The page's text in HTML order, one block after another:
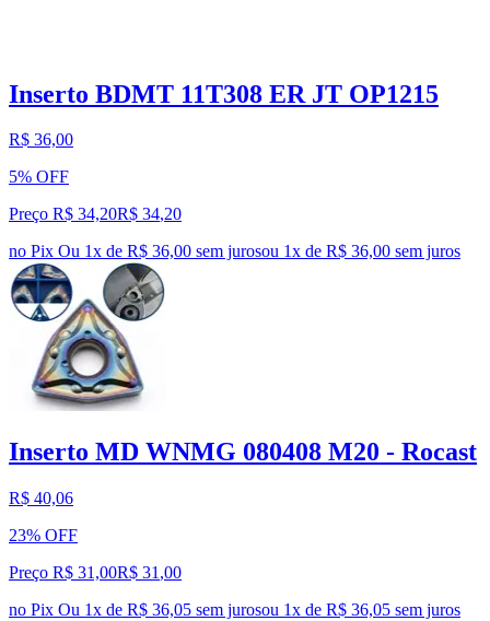
Inserto BDMT 11T308 ER JT OP1215
R$ 36,00
5% OFF
Preço R$ 34,20R$ 34,20
no Pix Ou 1x de R$ 36,00 sem jurosou 1x de R$ 36,00 sem juros
Inserto MD WNMG 080408 M20 - Rocast
R$ 40,06
23% OFF
Preço R$ 31,00R$ 31 ,00
no Pix Ou 1x de R$ 36,05 sem jurosou 1x de R$ 36,05 sem juros